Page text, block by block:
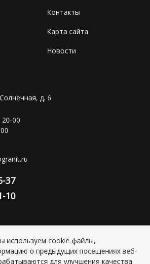
Контакты
Карта сайта
Новости
д. 6
00
37
10
персональной информации
используем cookie файлы,
о предыдущих посещениях веб-
для улучшения качества